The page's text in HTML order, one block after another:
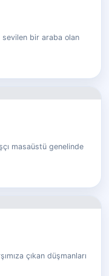
bir araba olan
masaüstü genelinde
çıkan düşmanları